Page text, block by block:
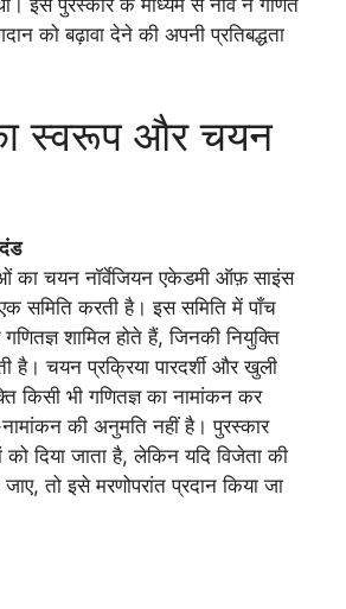
इस पुरस्कार के माध्यम से नॉर्वे ने गणित
को बढ़ावा देने की अपनी प्रतिबद्धता
स्वरूप और चयन
का चयन नॉर्वेजियन एकेडमी ऑफ़ साइंस
एक समिति करती है। इस समिति में पाँच
गणितज्ञ शामिल होते हैं, जिनकी नियुक्ति
है। चयन प्रक्रिया पारदर्शी और खुली
किसी भी गणितज्ञ का नामांकन कर
की अनुमति नहीं है। पुरस्कार
को दिया जाता है, लेकिन यदि विजेता की
तो इसे मरणोपरांत प्रदान किया जा